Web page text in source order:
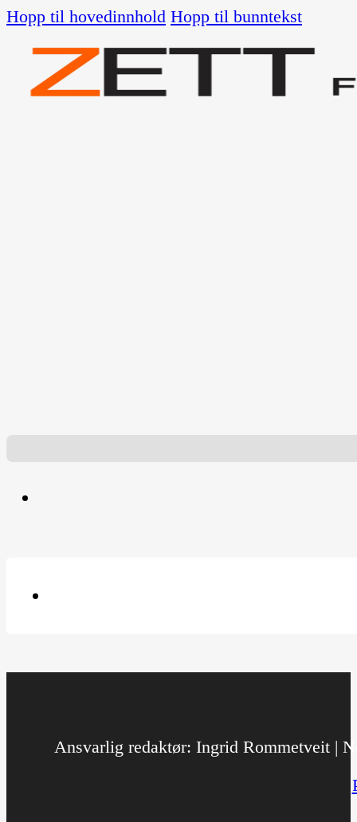
Hopp til hovedinnhold Hopp til bunntekst
Ansvarlig redaktør: Ingrid Rommetveit |